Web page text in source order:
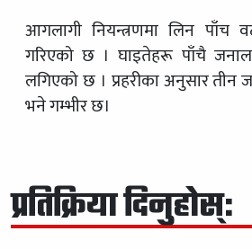
आगलागी नियन्त्रणमा लिन पाँच
गरिएको छ । घाइतेहरू पाँचै
लगिएको छ । प्रहरीका अनुसार
भने गम्भीर छ।
प्रतिक्रिया दिनुहोस्: